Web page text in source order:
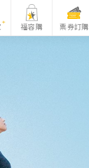
福容購 票券訂購